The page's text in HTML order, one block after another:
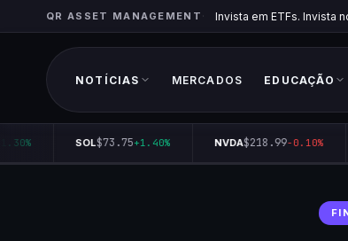
QR ASSET MANAGEMENT Invista em ETFs. Invista
NOTÍCIAS MERCADOS EDUCAÇÃO
SOL$73.75+1.40% NVDA$218.99-0.10%